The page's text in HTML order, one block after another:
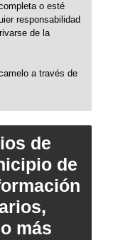
o esté
responsabilidad
de la
a través de
de
de
más